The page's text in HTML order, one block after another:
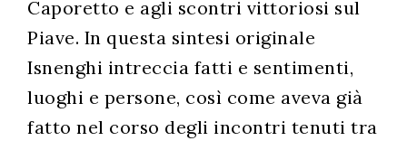
Caporetto e agli scontri vittoriosi sul
Piave. In questa sintesi originale
Isnenghi intreccia fatti e sentimenti,
luoghi e persone, così come aveva già
fatto nel corso degli incontri tenuti tra